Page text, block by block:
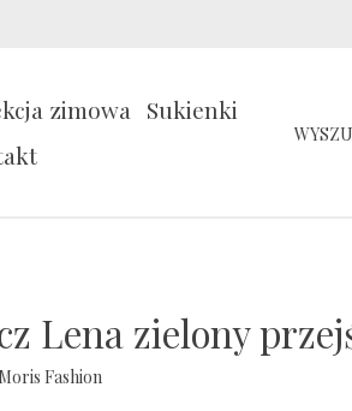
zimowa
Sukienki
Lena zielony
Moris Fashion